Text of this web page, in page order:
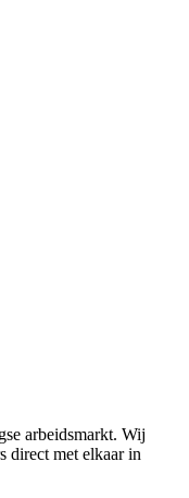
arbeidsmarkt. Wij
direct met elkaar in